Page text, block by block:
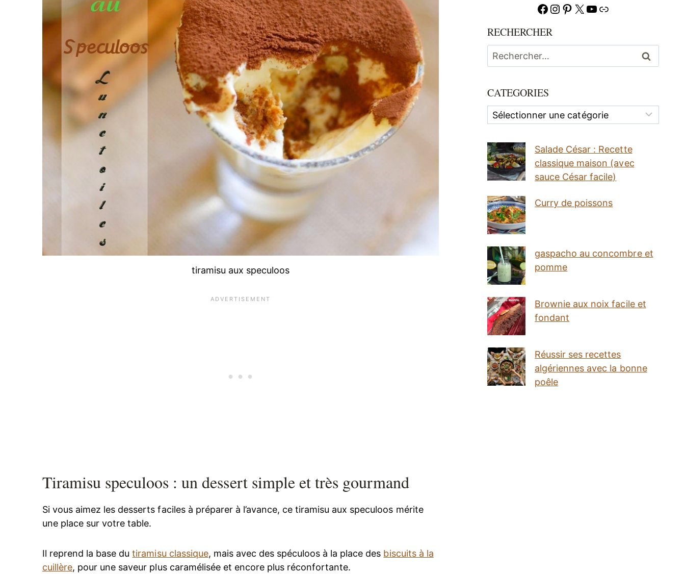
tiramisu aux speculoos
Tiramisu speculoos : un dessert simple et très gourmand
Si vous aimez les desserts faciles à préparer à l’avance, ce tiramisu aux speculoos mérite
une place sur votre table.
Il reprend la base dutiramisu classique, mais avec des spéculoos à la place des biscuits à la
cuillère, pour une saveur plus caramélisée et encore plus réconfortante.
Facebook
Instagram
Pinterest
X YouTube
Lien
RECHERCHER
Rechercher :
CATEGORIES
Categories
Salade César : Recette
classique maison (avec
sauce César facile)
Curry de poissons
gaspacho au concombre et
pomme
Brownie aux noix facile et
fondant
Réussir ses recettes
algériennes avec la bonne
poêle